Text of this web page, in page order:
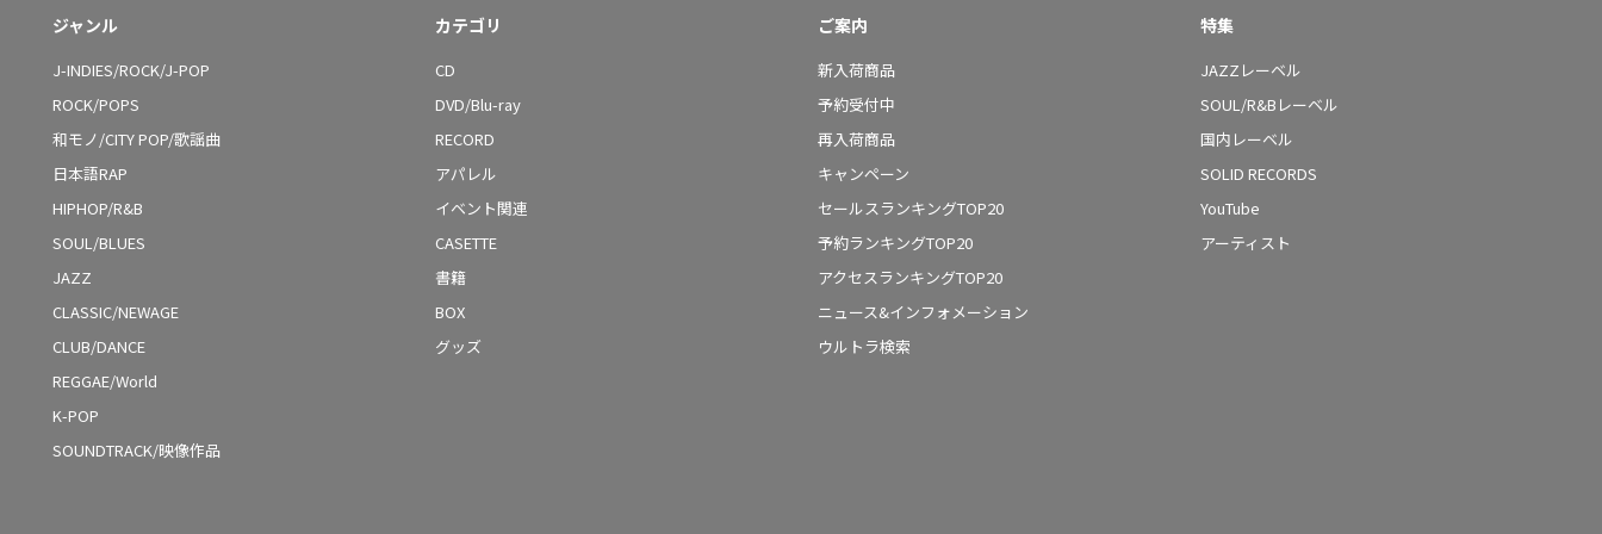
ジャンル
J-INDIES/ROCK/J-POP
ROCK/POPS
和モノ/CITY POP/歌謡曲
日本語RAP
HIPHOP/R&B
SOUL/BLUES
JAZZ
CLASSIC/NEWAGE
CLUB/DANCE
REGGAE/World
K-POP
SOUNDTRACK/映像作品
カテゴリ
CD
DVD/Blu-ray
RECORD
アパレル
イベント関連
CASETTE
書籍
BOX
グッズ
ご案内
新入荷商品
予約受付中
再入荷商品
キャンペーン
セールスランキングTOP20
予約ランキングTOP20
アクセスランキングTOP20
ニュース&インフォメーション
ウルトラ検索
特集
JAZZレーベル
SOUL/R&Bレーベル
国内レーベル
SOLID RECORDS
YouTube
アーティスト